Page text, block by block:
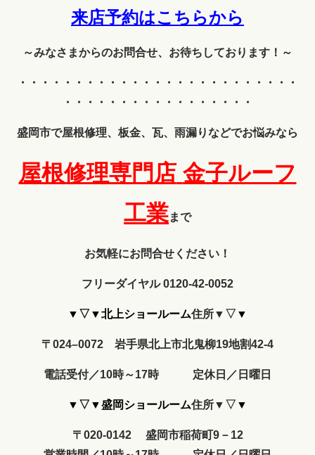
来店予約はこちらから
～みなさまからのお問合せ、お待ちしております！～
・・・・・・・・・・・・
・・・・・・・・・・・・・
・・・・・・・・・・・・・・・・・
盛岡市で屋根修理、板金、瓦、雨漏りなどでお悩みなら
屋根修理専門店 金子ルーフ
工業まで
お気軽にお問合せください！
フリーダイヤル 0120-42-0052
▼▽▼北上ショールーム住所▼▽ ▼
〒024–0072 岩手県北上市北鬼柳19地割42-4
電話受付／10時～17時 定休日／日曜日
▼▽▼盛岡ショールーム住所▼▽ ▼
〒020-0142 盛岡市稲荷町9－12